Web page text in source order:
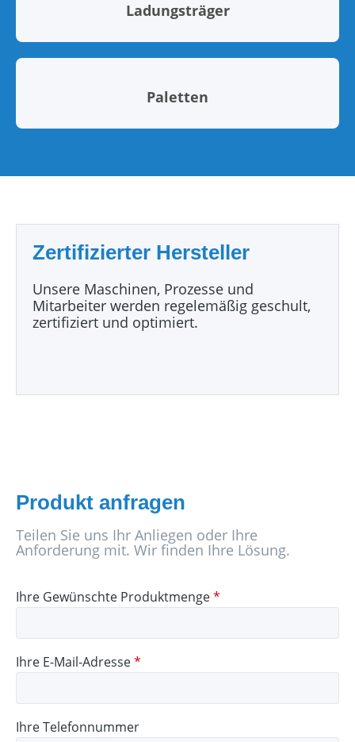
Ladungsträger
Paletten
Zertifizierter Hersteller
Unsere Maschinen, Prozesse und
Mitarbeiter werden regelemäßig geschult,
zertifiziert und optimiert.
Produkt anfragen
Teilen Sie uns Ihr Anliegen oder Ihre
Anforderung mit. Wir finden Ihre Lösung.
Ihre Gewünschte Produktmenge*
Ihre E-Mail-Adresse*
Ihre Telefonnummer